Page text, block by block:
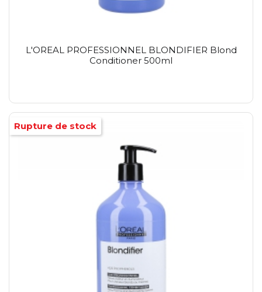
L'OREAL PROFESSIONNEL BLONDIFIER Blond
Conditioner 500ml
Rupture de stock